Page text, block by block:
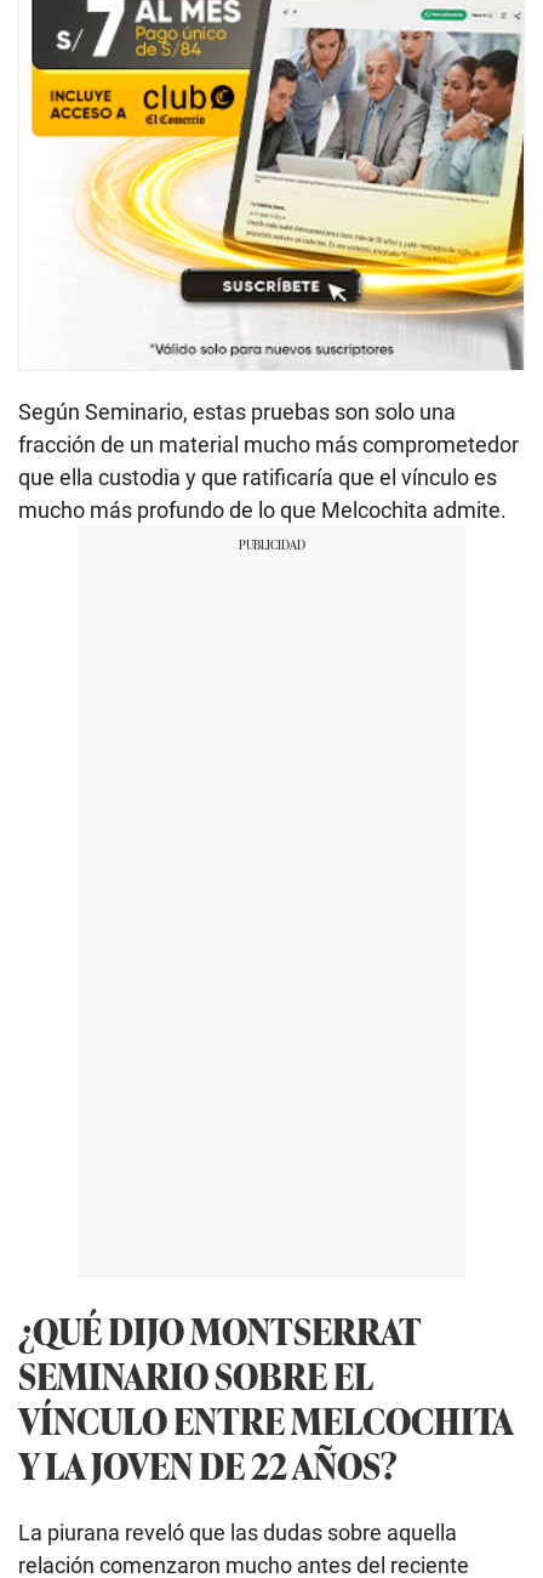
Según Seminario, estas pruebas son solo una
fracción de un material mucho más comprometedor
que ella custodia y que ratificaría que el vínculo es
mucho más profundo de lo que Melcochita admite.
¿QUÉ DIJO MONTSERRAT
SEMINARIO SOBRE EL
VÍNCULO ENTRE MELCOCHITA
Y LA JOVEN DE 22 AÑOS?
La piurana reveló que las dudas sobre aquella
relación comenzaron mucho antes del reciente